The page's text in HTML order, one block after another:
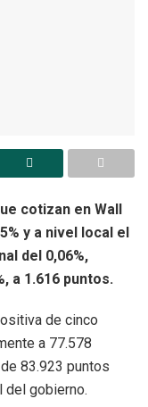
cotizan en Wall
y a nivel local el
del 0,06%,
a 1.616 puntos.
de cinco
a 77.578
83.923 puntos
del gobierno.